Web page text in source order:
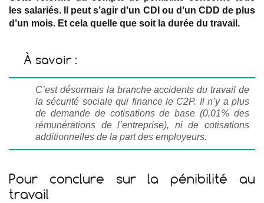
les salariés. Il peut s’agir d’un CDI ou d’un CDD de plus
d’un mois. Et cela quelle que soit la durée du travail.
À savoir :
C’est désormais la branche accidents du travail de
la sécurité sociale qui finance le C2P. Il n’y a plus
de demande de cotisations de base(0,01% des
rémunérations de l’entreprise), ni de cotisations
additionnelles de la part des employeurs.
Pour conclure sur la pénibilité au
travail